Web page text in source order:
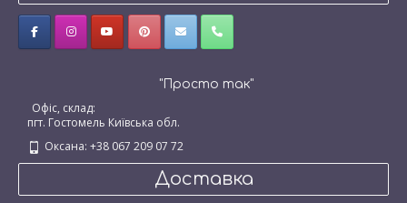
"Просто так"
Офіс, склад:
пгт. Гостомель Київська обл.
Оксана: +38 067 209 07 72
Доставка